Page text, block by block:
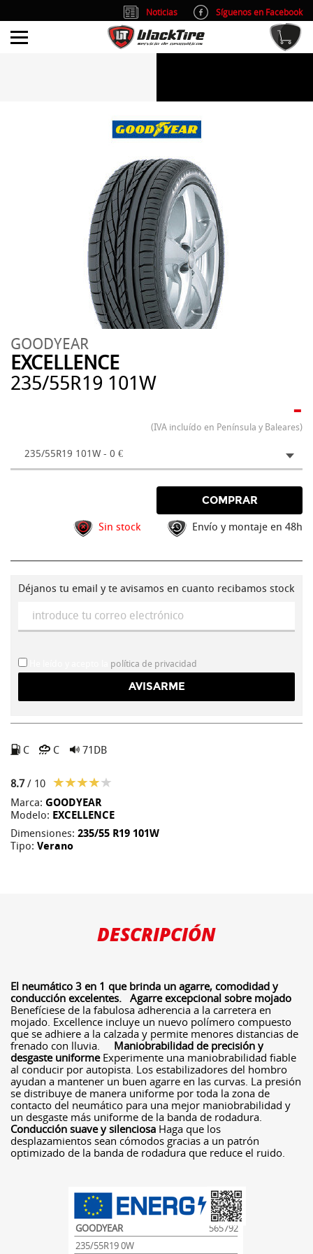
GOODYEAR
EXCELLENCE
235/55R19 101W
-
(IVA incluído en Península y Baleares)
235/55R19 101W - 0 €
COMPRAR
Sin stock Envío y montaje en 48h
Déjanos tu email y te avisamos en cuanto recibamos stock
política de privacidad
C C 71DB
8.7/ 10
Marca: GOODYEAR
Modelo: EXCELLENCE
Dimensiones: 235/55 R19 101W
Tipo: Verano
DESCRIPCIÓN
El neumático 3 en 1 que brinda un agarre, comodidad y
conducción excelentes. Agarre excepcional sobre mojado
Benefíciese de la fabulosa adherencia a la carretera en
mojado. Excellence incluye un nuevo polímero compuesto
que se adhiere a la calzada y permite menores distancias de
frenado con lluvia. Maniobrabilidad de precisión y
desgaste uniformeExperimente una maniobrabilidad fiable
al conducir por autopista. Los estabilizadores del hombro
ayudan a mantener un buen agarre en las curvas. La presión
se distribuye de manera uniforme por toda la zona de
contacto del neumático para una mejor maniobrabilidad y
un desgaste más uniforme de la banda de rodadura.
Conducción suave y silenciosa Haga que los
desplazamientos sean cómodos gracias a un patrón
optimizado de la banda de rodadura que reduce el ruido.
GOODYEAR
565792
235/55R19 0W
Noticias
Síguenos en Facebook
info@blacktire.es
Atención al cliente: L/V 9:00-14:00 y 15:00-19:00